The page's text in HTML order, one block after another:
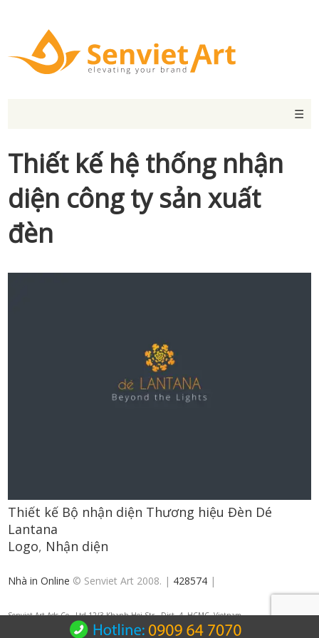
☰
Thiết kế hệ thống nhận
diện công ty sản xuất
đèn
Thiết kế Bộ nhận diện Thương hiệu Đèn Dé
Lantana
Logo, Nhận diện
Nhà in Online © Senviet Art 2008. | 428574 |
Senviet.Art Ads Co., Ltd 12/3 Khanh Hoi Str., Dist. 4, HCMC, Vietnam
Hotline: +84 909 64 7070 | Email: info@senviet.art